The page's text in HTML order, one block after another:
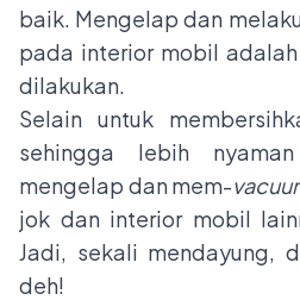
baik. Mengelap dan
pada interior mobil
dilakukan.
Selain untuk
sehingga lebih
mengelap dan mem-
jok dan interior mobil
Jadi, sekali mendayung,
deh!